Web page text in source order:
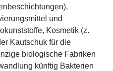
und
Kosmetik (z.
Kautschuk für die
biologische Fabriken
künftig Bakterien